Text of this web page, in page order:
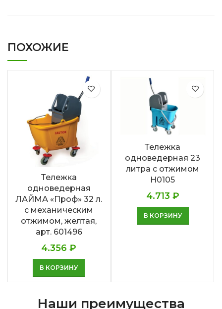
ПОХОЖИЕ
Тележка
одноведерная
ЛАЙМА «Проф» 32 л.
с механическим
отжимом, желтая,
арт. 601496
4.356₽
В КОРЗИНУ
Тележка
одноведерная 23
литра с отжимом
Н0105
4.713 ₽
В КОРЗИНУ
Наши преимущества